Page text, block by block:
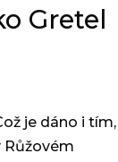
Gretel
je dáno i tím,
Růžovém